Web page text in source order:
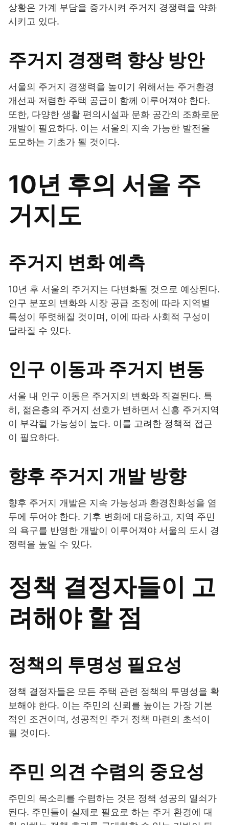
상황은 가계 부담을 증가시켜 주거지 경쟁력을 약화
시키고 있다.
주거지 경쟁력 향상 방안
서울의 주거지 경쟁력을 높이기 위해서는 주거환경
개선과 저렴한 주택 공급이 함께 이루어져야 한다.
또한, 다양한 생활 편의시설과 문화 공간의 조화로운
개발이 필요하다. 이는 서울의 지속 가능한 발전을
도모하는 기초가 될 것이다.
10년 후의 서울 주
거지도
주거지 변화 예측
10년 후 서울의 주거지는 다변화될 것으로 예상된다.
인구 분포의 변화와 시장 공급 조정에 따라 지역별
특성이 뚜렷해질 것이며, 이에 따라 사회적 구성이
달라질 수 있다.
인구 이동과 주거지 변동
서울 내 인구 이동은 주거지의 변화와 직결된다. 특
히, 젊은층의 주거지 선호가 변하면서 신흥 주거지역
이 부각될 가능성이 높다. 이를 고려한 정책적 접근
이 필요하다.
향후 주거지 개발 방향
향후 주거지 개발은 지속 가능성과 환경친화성을 염
두에 두어야 한다. 기후 변화에 대응하고, 지역 주민
의 욕구를 반영한 개발이 이루어져야 서울의 도시 경
쟁력을 높일 수 있다.
정책 결정자들이 고
려해야 할 점
정책의 투명성 필요성
정책 결정자들은 모든 주택 관련 정책의 투명성을 확
보해야 한다. 이는 주민의 신뢰를 높이는 가장 기본
적인 조건이며, 성공적인 주거 정책 마련의 초석이
될 것이다.
주민 의견 수렴의 중요성
주민의 목소리를 수렴하는 것은 정책 성공의 열쇠가
된다. 주민들이 실제로 필요로 하는 주거 환경에 대